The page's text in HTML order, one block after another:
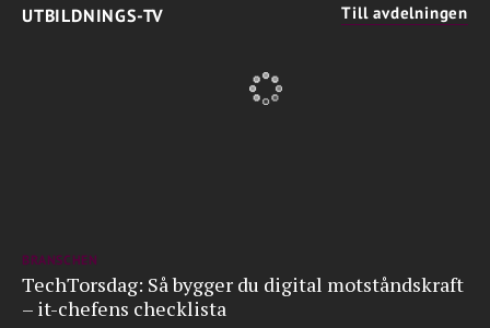
UTBILDNINGS-TV Till avdelningen
BRANSCHEN
TechTorsdag: Så bygger du digital motståndskraft
– it-chefens checklista